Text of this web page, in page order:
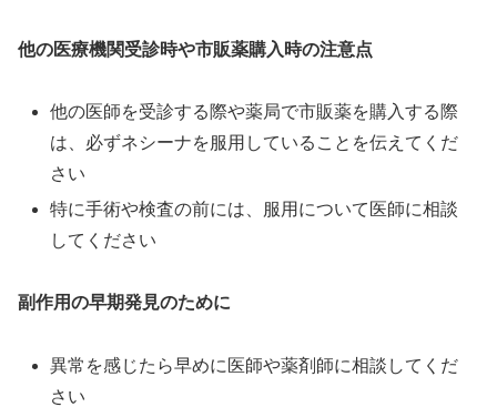
他の医療機関受診時や市販薬購入時の注意点
他の医師を受診する際や薬局で市販薬を購入する際
は、必ずネシーナを服用していることを伝えてくだ
さい
特に手術や検査の前には、服用について医師に相談
してください
副作用の早期発見のために
異常を感じたら早めに医師や薬剤師に相談してくだ
さい